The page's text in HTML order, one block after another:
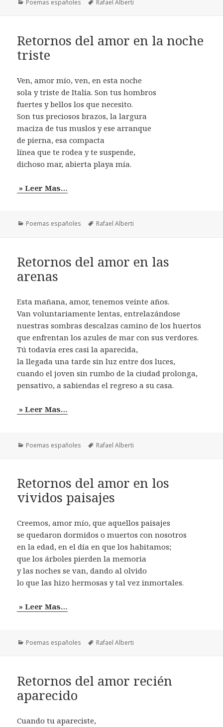
Categorías
Poemas españoles Etiquetas
Rafael Alberti
Retornos del amor en la noche
triste
Ven, amor mío, ven, en esta noche
sola y triste de Italia. Son tus hombros
fuertes y bellos los que necesito.
Son tus preciosos brazos, la largura
maciza de tus muslos y ese arranque
de pierna, esa compacta
línea que te rodea y te suspende,
dichoso mar, abierta playa mía.
» Leer Mas…
Categorías
Poemas españoles Etiquetas
Rafael Alberti
Retornos del amor en las
arenas
Esta mañana, amor, tenemos veinte años.
Van voluntariamente lentas, entrelazándose
nuestras sombras descalzas camino de los huertos
que enfrentan los azules de mar con sus verdores.
Tú todavía eres casi la aparecida,
la llegada una tarde sin luz entre dos luces,
cuando el joven sin rumbo de la ciudad prolonga,
pensativo, a sabiendas el regreso a su casa.
» Leer Mas…
Categorías
Poemas españoles Etiquetas
Rafael Alberti
Retornos del amor en los
vividos paisajes
Creemos, amor mío, que aquellos paisajes
se quedaron dormidos o muertos con nosotros
en la edad, en el día en que los habitamos;
que los árboles pierden la memoria
y las noches se van, dando al olvido
lo que las hizo hermosas y tal vez inmortales.
» Leer Mas…
Categorías
Poemas españoles Etiquetas
Rafael Alberti
Retornos del amor recién
aparecido
Cuando tu apareciste,